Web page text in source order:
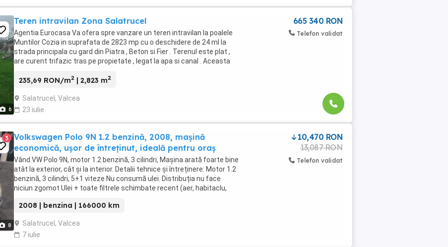
6
Teren intravilan Zona Salatrucel
Agentia Eurocasa Va ofera spre vanzare un teren intravilan la poalele
Muntilor Cozia in suprafata de 2823 mp cu o deschidere de 24 ml la
strada principala cu gard din Piatra , Beton si Fier . Terenul este plat ,
are curent trifazic tras pe propietate , legat la apa si canal . Aceasta
235,69 RON/m2 | 2,823 m2
Salatrucel, Valcea
23 iulie
665 340 RON
Telefon validat
8
3
Volkswagen Polo 9N 1.2 benzină, 2008, mașină
economică, ușor de întreținut, ideală pentru oraș
Vând VW Polo 9N, motor 1.2 benzină, 3 cilindri, Mașina arată foarte bine
atât la exterior, cât și la interior. Detalii tehnice și întreținere: Motor 1.2
benzină, 3 cilindri, 5+1 viteze Nu consumă ulei. Distribuția nu face
niciun zgomot Ulei + toate filtrele schimbate recent (aer, habitaclu,
2008 | benzina | 166000 km
Salatrucel, Valcea
7 iulie
10,470 RON
13,087 RON
Telefon validat